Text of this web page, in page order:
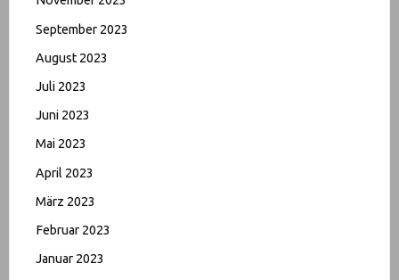
September 2023
August 2023
Juli 2023
Juni 2023
Mai 2023
April 2023
März 2023
Februar 2023
Januar 2023